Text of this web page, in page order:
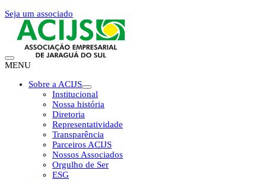
Seja um associado
MENU
Sobre a ACIJS
Institucional
Nossa história
Diretoria
Representatividade
Transparência
Parceiros ACIJS
Nossos Associados
Orgulho de Ser
ESG